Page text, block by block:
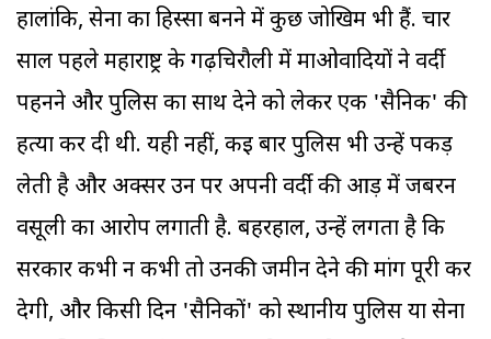
हालांकि, सेना का हिस्सा बनने में कुछ जोखिम भी हैं. चार
साल पहले महाराष्ट्र के गढ़चिरौली में माओवादियों ने वर्दी
पहनने और पुलिस का साथ देने को लेकर एक 'सैनिक' की
हत्या कर दी थी. यही नहीं, कई बार पुलिस भी उन्हें पकड़
लेती है और अक्सर उन पर अपनी वर्दी की आड़ में जबरन
वसूली का आरोप लगाती है. बहरहाल, उन्हें लगता है कि
सरकार कभी न कभी तो उनकी जमीन देने की मांग पूरी कर
देगी, और किसी दिन 'सैनिकों' को स्थानीय पुलिस या सेना